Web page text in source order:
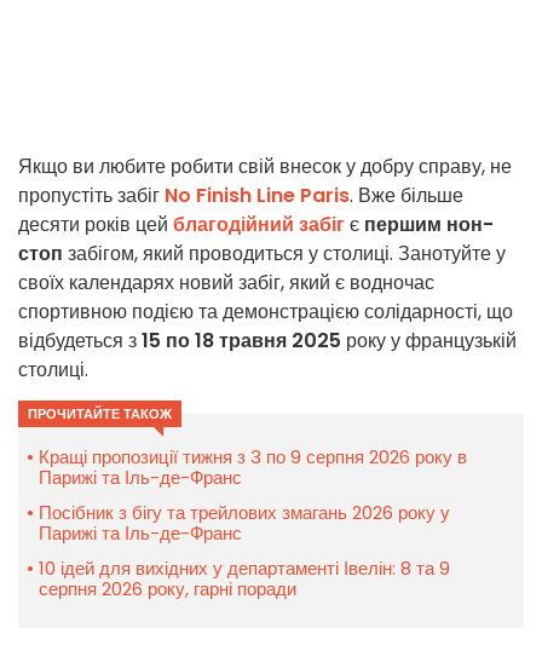
Якщо ви любите робити свій внесок у добру справу, не
пропустіть забіг No Finish Line Paris. Вже більше
десяти років цей благодійний забігє першим нон-
стоп забігом, який проводиться у столиці. Занотуйте у
своїх календарях новий забіг, який є водночас
спортивною подією та демонстрацією солідарності, що
відбудеться з15 по 18 травня 2025 року у французькій
столиці.
ПРОЧИТАЙТЕ ТАКОЖ
Кращі пропозиції тижня з 3 по 9 серпня 2026 року в
Парижі та Іль-де-Франс
Посібник з бігу та трейлових змагань 2026 року у
Парижі та Іль-де-Франс
10 ідей для вихідних у департаменті Івелін: 8 та 9
серпня 2026 року, гарні поради